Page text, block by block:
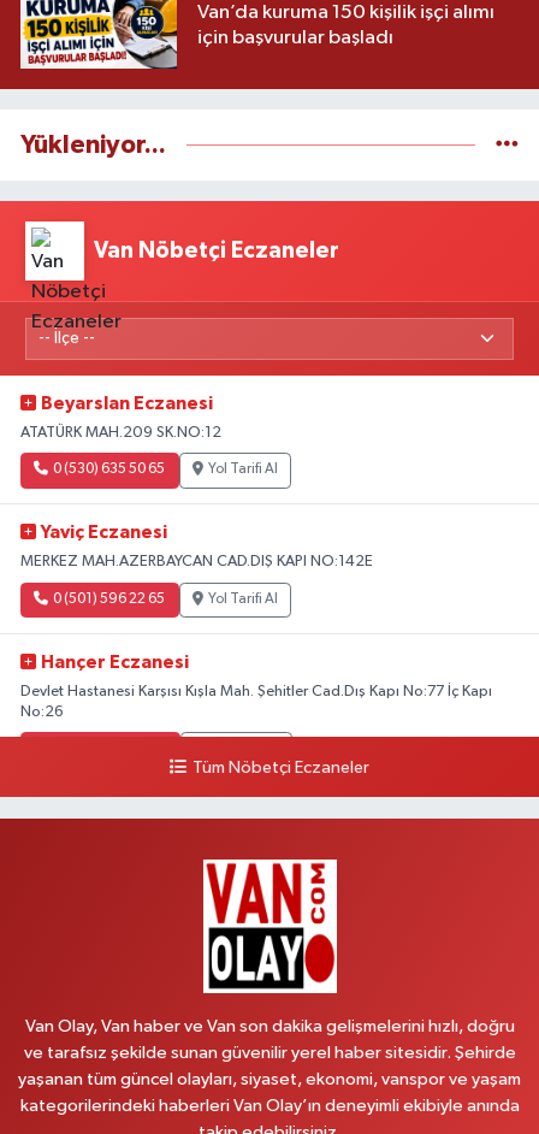
Van’da kuruma 150 kişilik işçi alımı
için başvurular başladı
Yükleniyor...
Van Nöbetçi Eczaneler
Beyarslan Eczanesi
ATATÜRK MAH.209 SK.NO:12
0 (530) 635 50 65 Yol Tarifi Al
Yaviç Eczanesi
MERKEZ MAH.AZERBAYCAN CAD.DIŞ KAPI NO:142E
0 (501) 596 22 65 Yol Tarifi Al
Hançer Eczanesi
Devlet Hastanesi Karşısı Kışla Mah. Şehitler Cad.Dış Kapı No:77 İç Kapı
No:26
Yol Tarifi Al
ÖZEL AKDAMAR HASTANESİ KARŞISI HATUNİYE MAH.ASMİN SK.NO:11
Çağatay Eczanesi
MAHMUDİYE MAH.VAN-SARAY YOLU 113 D
Tüm Nöbetçi Eczaneler
Van Olay, Van haber ve Van son dakika gelişmelerini hızlı, doğru
ve tarafsız şekilde sunan güvenilir yerel haber sitesidir. Şehirde
yaşanan tüm güncel olayları, siyaset, ekonomi, vanspor ve yaşam
kategorilerindeki haberleri Van Olay’ın deneyimli ekibiyle anında